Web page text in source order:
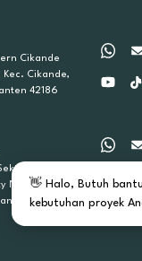
Cikande
Kec. Cikande,
42186
KOM
No.01A,👋 Halo, Butuh
kebutuhan proyek